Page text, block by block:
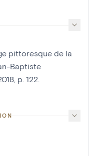
pittoresque de la
Baptiste
p. 122.